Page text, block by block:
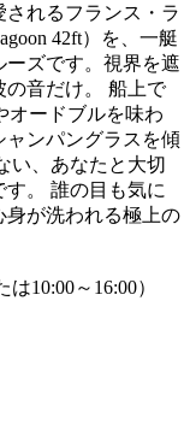
れるフランス・ラ
42ft）を、一艇
ズです。視界を遮
の音だけ。 船上で
オードブルを味わ
ンパングラスを傾
、あなたと大切
。 誰の目も気に
身が洗われる極上の
10:00～16:00）